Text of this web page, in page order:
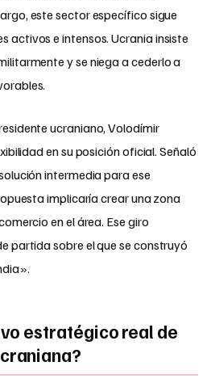
este sector específico sigue
activos e intensos. Ucrania insiste
y se niega a cederlo a
ucraniano, Volodímir
en su posición oficial. Señaló
intermedia para ese
implicaría crear una zona
en el área. Ese giro
partida sobre el que se construyó
estratégico real de